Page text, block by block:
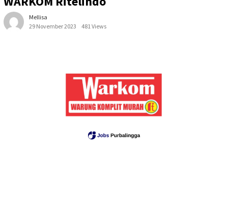
Mellisa
29 November 2023
481 Views